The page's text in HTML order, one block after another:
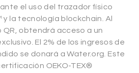
el uso del trazador físico
y la tecnología blockchain. Al
QR, obtendrá acceso a un
El 2% de los ingresos de
se donará a Water.org. Este
OEKO-TEX®